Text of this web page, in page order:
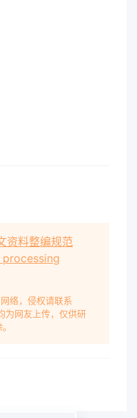
资料整编规范
络，侵权请联系
为网友上传，仅供研